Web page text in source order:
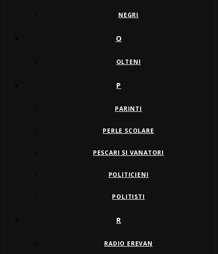
NEGRI
O
OLTENI
P
PARINTI
PERLE SCOLARE
PESCARI SI VANATORI
POLITICIENI
POLITISTI
R
RADIO EREVAN